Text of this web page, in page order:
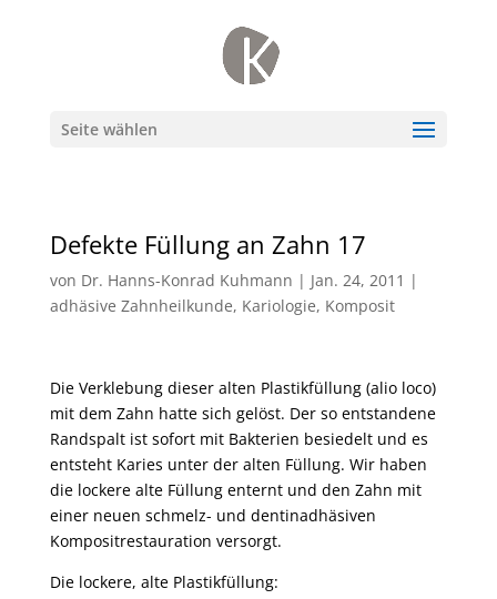
Seite wählen
Defekte Füllung an Zahn 17
von Dr. Hanns-Konrad Kuhmann | Jan. 24, 2011 |
adhäsive Zahnheilkunde, Kariologie, Komposit
Die Verklebung dieser alten Plastikfüllung (alio loco)
mit dem Zahn hatte sich gelöst. Der so entstandene
Randspalt ist sofort mit Bakterien besiedelt und es
entsteht Karies unter der alten Füllung. Wir haben
die lockere alte Füllung enternt und den Zahn mit
einer neuen schmelz- und dentinadhäsiven
Kompositrestauration versorgt.
Die lockere, alte Plastikfüllung: